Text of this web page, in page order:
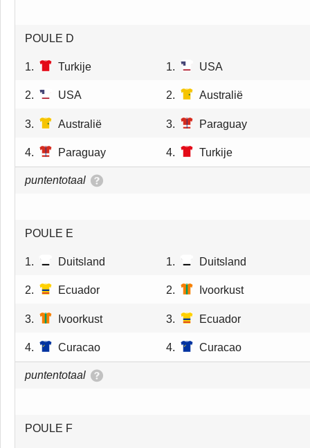
POULE D
1. Turkije 1. USA
2. USA 2. Australië
3. Australië 3. Paraguay
4. Paraguay 4. Turkije
puntentotaal
POULE E
1. Duitsland 1. Duitsland
2. Ecuador 2. Ivoorkust
3. Ivoorkust 3. Ecuador
4. Curacao 4. Curacao
puntentotaal
POULE F